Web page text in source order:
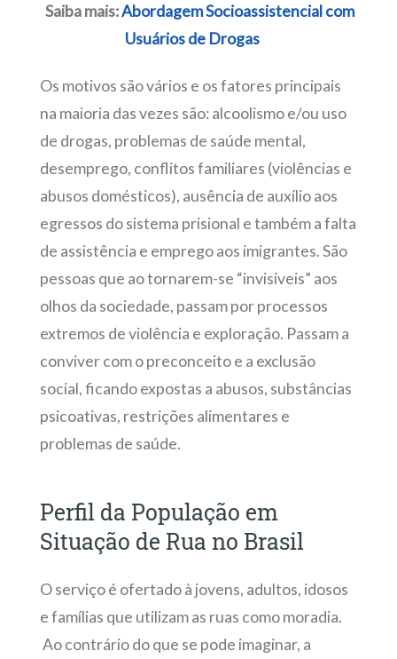
Saiba mais:Abordagem Socioassistencial com
Usuários de Drogas
Os motivos são vários e os fatores principais
na maioria das vezes são: alcoolismo e/ou uso
de drogas, problemas de saúde mental,
desemprego, conflitos familiares (violências e
abusos domésticos), ausência de auxílio aos
egressos do sistema prisional e também a falta
de assistência e emprego aos imigrantes. São
pessoas que ao tornarem-se “invisíveis” aos
olhos da sociedade, passam por processos
extremos de violência e exploração. Passam a
conviver com o preconceito e a exclusão
social, ficando expostas a abusos, substâncias
psicoativas, restrições alimentares e
problemas de saúde.
Perfil da População em
Situação de Rua no Brasil
O serviço é ofertado à jovens, adultos, idosos
e famílias que utilizam as ruas como moradia.
Ao contrário do que se pode imaginar, a